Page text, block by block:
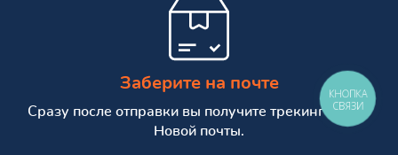
Заберите на почте
Сразу после отправки вы получите трекинг номер
Новой почты.
КНОПКА
СВЯЗИ